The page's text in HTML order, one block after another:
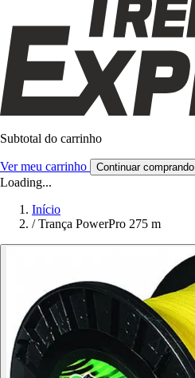
Subtotal do carrinho
Ver meu carrinho Continuar comprando
Loading...
Início
/ Trança PowerPro 275 m